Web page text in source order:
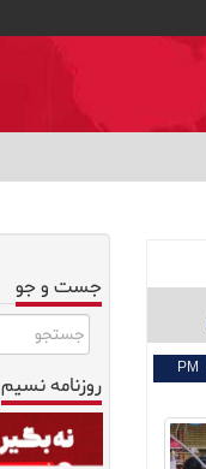
جست و جو
روزنامه نسیم